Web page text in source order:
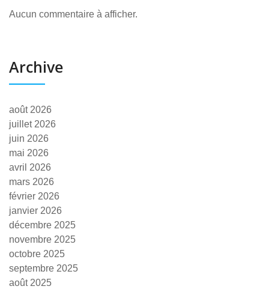
Aucun commentaire à afficher.
Archive
août 2026
juillet 2026
juin 2026
mai 2026
avril 2026
mars 2026
février 2026
janvier 2026
décembre 2025
novembre 2025
octobre 2025
septembre 2025
août 2025